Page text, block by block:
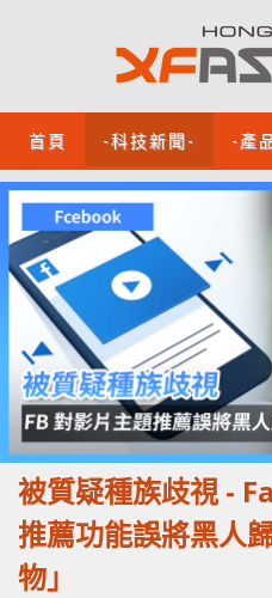
首頁 -科技新聞- -產
被質疑種族歧視 -
推薦功能誤將黑人
物」